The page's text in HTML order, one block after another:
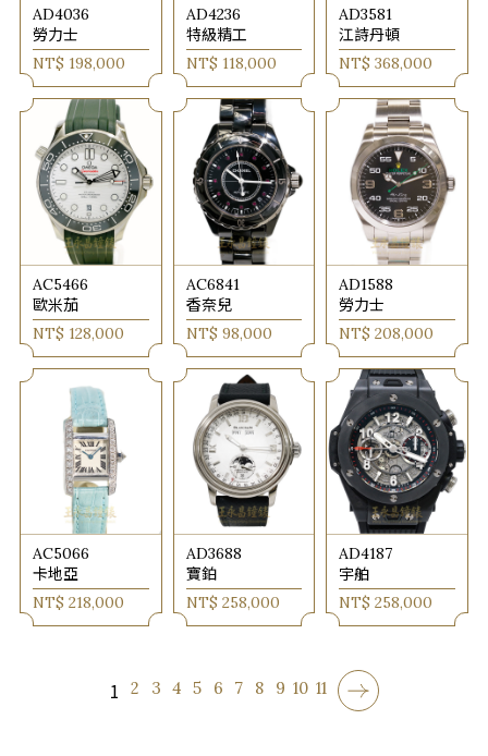
AD4036
勞力士
NT$ 198,000
AD4236
特級精工
NT$ 118,000
AD3581
江詩丹頓
NT$ 368,000
AC5466
歐米茄
NT$ 128,000
AC6841
香奈兒
NT$ 98,000
AD1588
勞力士
NT$ 208,000
AC5066
卡地亞
NT$ 218,000
AD3688
寶鉑
NT$ 258,000
AD4187
宇舶
NT$ 258,000
1 2 3 4 5 6 7 8 9 10 11